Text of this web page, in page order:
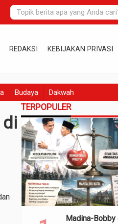
REDAKSI KEBIJAKAN PRIVASI
Budaya Dakwah
di
TERPOPULER
Madina-Bobby